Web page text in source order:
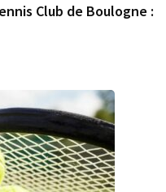
Club de Boulogne :